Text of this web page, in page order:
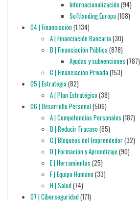
Internacionalización(94)
Softlanding Europa(108)
04 | Financiación(1.134)
A | Financiación Bancaria(30)
B | Financiación Pública(878)
Ayudas y subvenciones (787)
C | Financiación Privada(153)
05 | Estrategia(82)
A | Plan Estratégico(38)
06 | Desarrollo Personal(506)
A | Competencias Personales (187)
B | Reducir Fracaso(65)
C | Bloqueos del Emprendedor(32)
D | Formación y Aprendizaje (90)
E | Herramientas (25)
F | Equipo Humano(33)
H | Salud(74)
07 | Ciberseguridad(171)